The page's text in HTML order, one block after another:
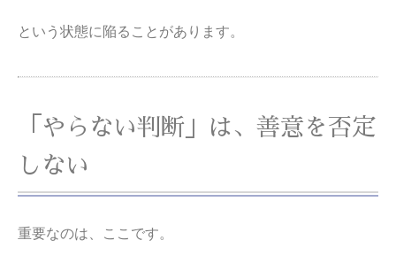
という状態に陥ることがあります。
「やらない判断」は、善意を否定
しない
重要なのは、ここです。